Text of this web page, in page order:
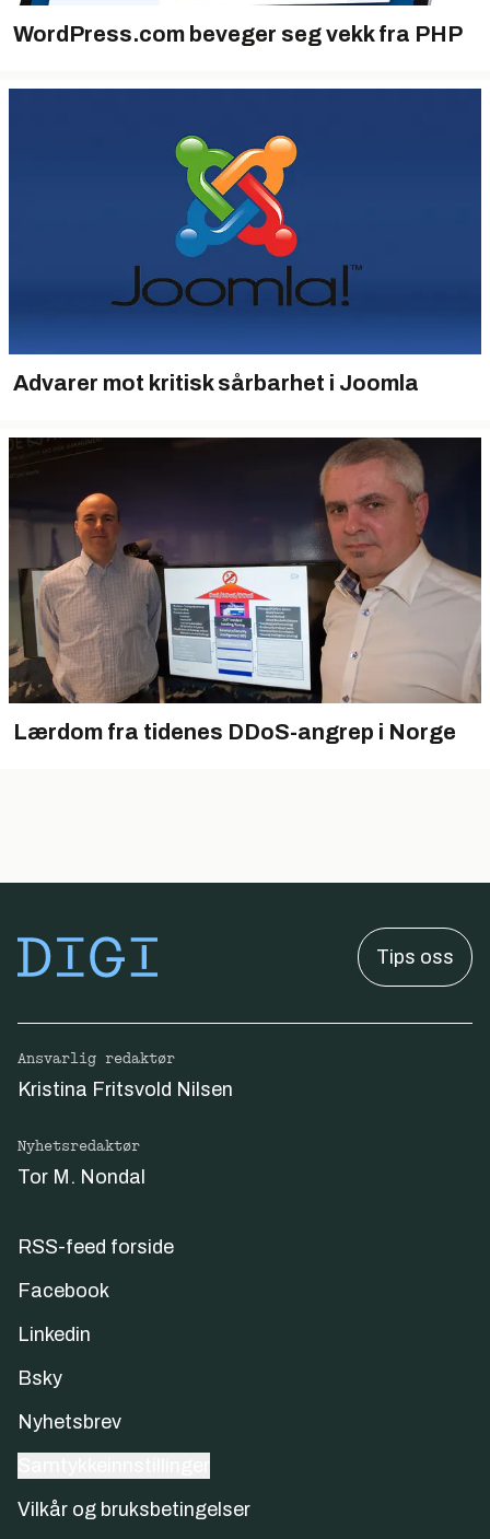
WordPress.com beveger seg vekk fra PHP
Advarer mot kritisk sårbarhet i Joomla
Lærdom fra tidenes DDoS-angrep i Norge
Tips oss
Ansvarlig redaktør
Kristina Fritsvold Nilsen
Nyhetsredaktør
Tor M. Nondal
RSS-feed forside
Facebook
Linkedin
Bsky
Nyhetsbrev
Vilkår og bruksbetingelser